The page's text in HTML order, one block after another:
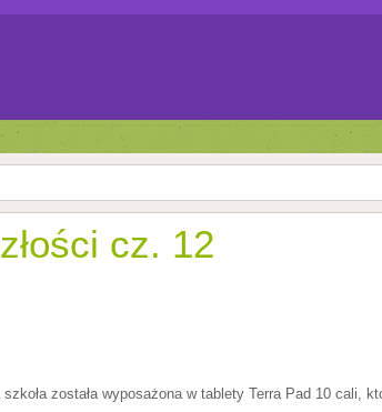
cz. 12
została wyposażona w tablety Terra Pad 10 cali,